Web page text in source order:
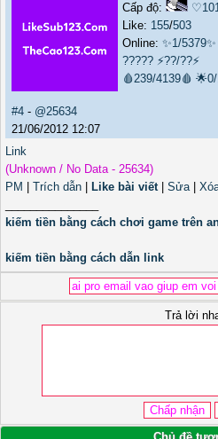
Cấp độ:
Like: 155/503
Online: ✨1/5379✨
????? ⚡??/??⚡
🩸239/4139🩸
#4 - @25634
21/06/2012 12:07
Link
(Unknown / No Data - 25634)
PM
Trích dẫn Like bài viết| Sửa|
kiếm tiền bằng cách chơi game trên
kiếm tiền bằng cách dẫn link
Trả lời